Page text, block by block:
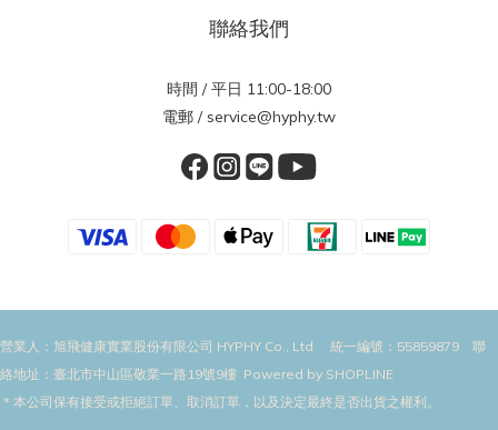
聯絡我們
時間 / 平日 11:00-18:00
電郵 / service@hyphy.tw
營業人：旭飛健康實業股份有限公司 HYPHY Co., Ltd 統一編號：55859879 聯
絡地址：臺北市中山區敬業一路19號9樓 Powered by SHOPLINE
＊本公司保有接受或拒絕訂單、取消訂單，以及決定最終是否出貨之權利。